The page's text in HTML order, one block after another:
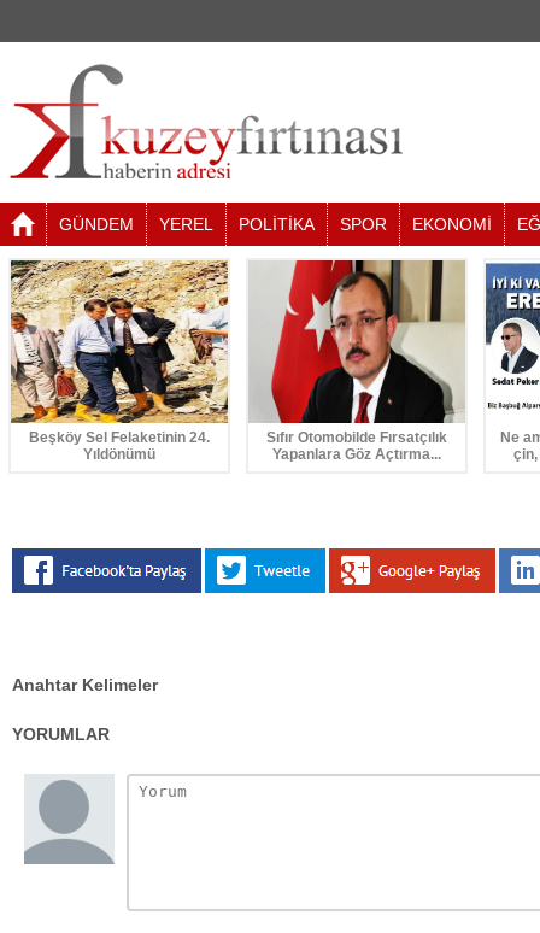
GÜNDEM YEREL POLİTİKA SPOR EKONOMİ
Beşköy Sel Felaketinin 24.
Yıldönümü
Sıfır Otomobilde Fırsatçılık
Yapanlara Göz Açtırma...
Ne
Anahtar Kelimeler
YORUMLAR